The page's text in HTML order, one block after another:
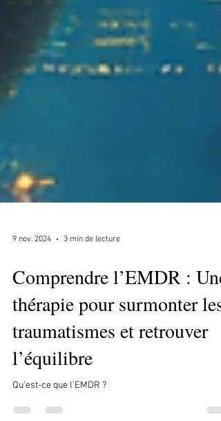
9 nov. 2024
Comprendre l’EMDR : Une
thérapie pour surmonter les
traumatismes et retrouver
l’équilibre